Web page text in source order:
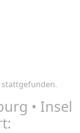
• Insel